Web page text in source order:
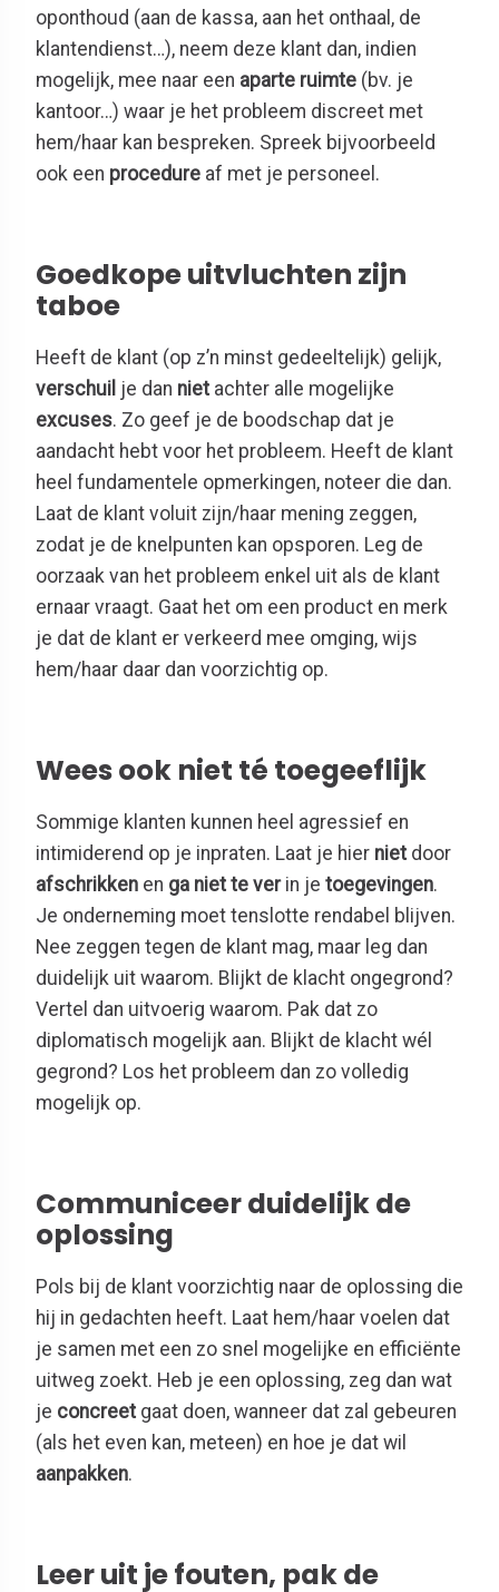
oponthoud (aan de kassa, aan het onthaal, de
klantendienst…), neem deze klant dan, indien
mogelijk, mee naar een aparte ruimte (bv. je
kantoor…) waar je het probleem discreet met
hem/haar kan bespreken. Spreek bijvoorbeeld
ook een procedure af met je personeel.
Goedkope uitvluchten zijn
taboe
Heeft de klant (op z’n minst gedeeltelijk) gelijk,
verschuil je dan niet achter alle mogelijke
excuses. Zo geef je de boodschap dat je
aandacht hebt voor het probleem. Heeft de klant
heel fundamentele opmerkingen, noteer die dan.
Laat de klant voluit zijn/haar mening zeggen,
zodat je de knelpunten kan opsporen. Leg de
oorzaak van het probleem enkel uit als de klant
ernaar vraagt. Gaat het om een product en merk
je dat de klant er verkeerd mee omging, wijs
hem/haar daar dan voorzichtig op.
Wees ook niet té toegeeflijk
Sommige klanten kunnen heel agressief en
intimiderend op je inpraten. Laat je hier niet door
afschrikken en ga niet te verin je toegevingen.
Je onderneming moet tenslotte rendabel blijven.
Nee zeggen tegen de klant mag, maar leg dan
duidelijk uit waarom. Blijkt de klacht ongegrond?
Vertel dan uitvoerig waarom. Pak dat zo
diplomatisch mogelijk aan. Blijkt de klacht wél
gegrond? Los het probleem dan zo volledig
mogelijk op.
Communiceer duidelijk de
oplossing
Pols bij de klant voorzichtig naar de oplossing die
hij in gedachten heeft. Laat hem/haar voelen dat
je samen met een zo snel mogelijke en efficiënte
uitweg zoekt. Heb je een oplossing, zeg dan wat
je concreet gaat doen, wanneer dat zal gebeuren
(als het even kan, meteen) en hoe je dat wil
aanpakken.
Leer uit je fouten, pak de